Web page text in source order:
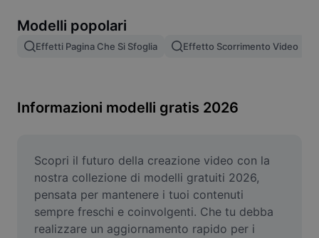
Unione di immagini
Ridimensiona l'immagine
Generatore di meme
AI Text Remover
AI People Remover
Modelli popolari
Effetti Pagina Che Si Sfoglia Effetto Scorrimento Video
Informazioni modelli gratis 2026
Scopri il futuro della creazione video con la
nostra collezione di modelli gratuiti 2026,
pensata per mantenere i tuoi contenuti
sempre freschi e coinvolgenti. Che tu debba
realizzare un aggiornamento rapido per i